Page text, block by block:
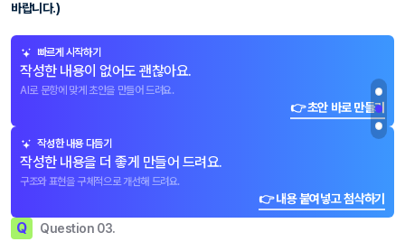
바랍니다.)
빠르게 시작하기
작성한 내용이 없어도 괜찮아요.
AI로 문항에 맞게 초안을 만들어 드려요.
👉 초안 바로 만들기
작성한 내용 다듬기
작성한 내용을 더 좋게 만들어 드려요.
구조와 표현을 구체적으로 개선해 드려요.
👉 내용 붙여넣고 첨삭하기
Q Question 03.